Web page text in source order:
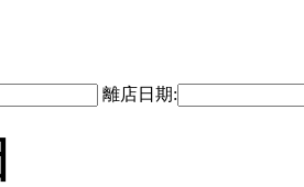
離店日期: